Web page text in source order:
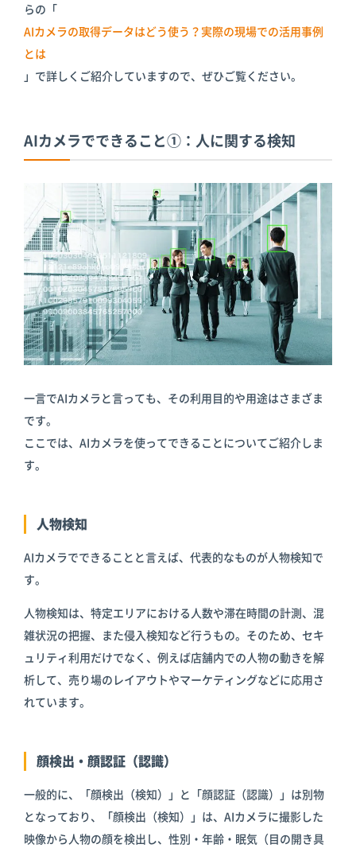
らの「
AIカメラの取得データはどう使う？実際の現場での活用事例
とは
」で詳しくご紹介していますので、ぜひご覧ください。
AIカメラでできること①：人に関する検知
一言でAIカメラと言っても、その利用目的や用途はさまざま
です。
ここでは、AIカメラを使ってできることについてご紹介しま
す。
人物検知
AIカメラでできることと言えば、代表的なものが人物検知で
す。
人物検知は、特定エリアにおける人数や滞在時間の計測、混
雑状況の把握、また侵入検知など行うもの。そのため、セキ
ュリティ利用だけでなく、例えば店舗内での人物の動きを解
析して、売り場のレイアウトやマーケティングなどに応用さ
れています。
顔検出・顔認証（認識）
一般的に、「顔検出（検知）」と「顔認証（認識）」は別物
となっており、「顔検出（検知）」は、AIカメラに撮影した
映像から人物の顔を検出し、性別・年齢・眠気（目の開き具